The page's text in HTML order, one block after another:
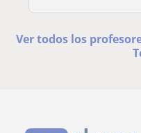
Ver todos los